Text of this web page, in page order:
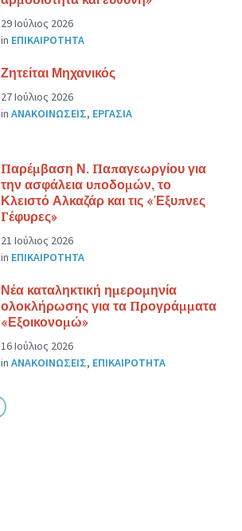
29 Ιούλιος 2026
in ΕΠΙΚΑΙΡΟΤΗΤΑ
Ζητείται Μηχανικός
27 Ιούλιος 2026
in ΑΝΑΚΟΙΝΩΣΕΙΣ, ΕΡΓΑΣΙΑ
Παρέμβαση Ν. Παπαγεωργίου για
την ασφάλεια υποδομών, το
Κλειστό Αλκαζάρ και τις «Έξυπνες
Γέφυρες»
21 Ιούλιος 2026
in ΕΠΙΚΑΙΡΟΤΗΤΑ
Νέα καταληκτική ημερομηνία
ολοκλήρωσης για τα Προγράμματα
«Εξοικονομώ»
16 Ιούλιος 2026
in ΑΝΑΚΟΙΝΩΣΕΙΣ, ΕΠΙΚΑΙΡΟΤΗΤΑ